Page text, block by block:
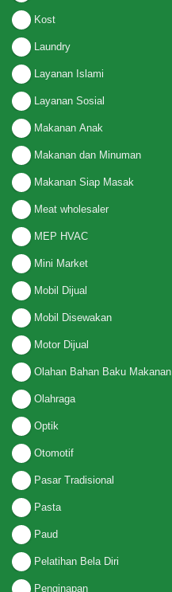
Kost
Laundry
Layanan Islami
Layanan Sosial
Makanan Anak
Makanan dan Minuman
Makanan Siap Masak
Meat wholesaler
MEP HVAC
Mini Market
Mobil Dijual
Mobil Disewakan
Motor Dijual
Olahan Bahan Baku Makanan
Olahraga
Optik
Otomotif
Pasar Tradisional
Pasta
Paud
Pelatihan Bela Diri
Penginapan